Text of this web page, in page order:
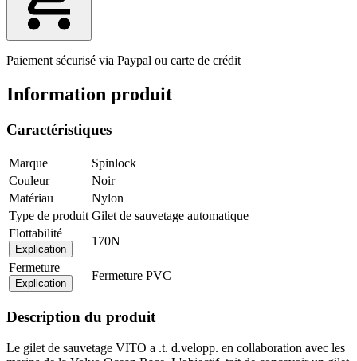
Paiement sécurisé via Paypal ou carte de crédit
Information produit
Caractéristiques
Marque
Spinlock
Couleur
Noir
Matériau
Nylon
Type de produit Gilet de sauvetage automatique
Flottabilité
Explication
170N
Fermeture
Explication
Fermeture PVC
Description du produit
Le gilet de sauvetage VITO a .t. d.velopp. en collaboration avec les